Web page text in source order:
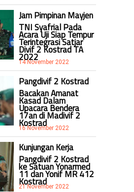
Jam Pimpinan Mayjen
TNI Syafrial Pada
Acara Uji Siap Tempur
Terintegrasi Satjar
Divif 2 Kostrad TA
2022
14 November 2022
Pangdivif 2 Kostrad
Bacakan Amanat
Kasad Dalam
Upacara Bendera
17an di Madivif 2
Kostrad
16 November 2022
Kunjungan Kerja
Pangdivif 2 Kostrad
ke Satuan Yonarmed
11 dan Yonif MR 412
Kostrad
21 November 2022